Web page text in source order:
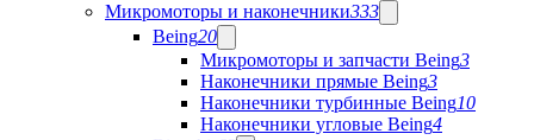
Микромоторы и наконечники333
Being20
Микромоторы и запчасти Being3
Наконечники прямые Being3
Наконечники турбинные Being10
Наконечники угловые Being4